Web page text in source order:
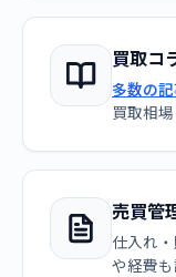
買取コ
多数の
買取相
売買管
仕入れ
や経費も